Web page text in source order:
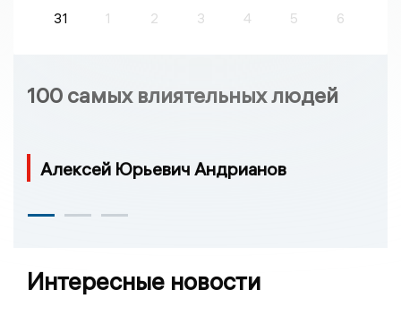
31
1 2 3 4 5 6
100 самых влиятельных людей
Алексей Юрьевич Андрианов
Интересные новости